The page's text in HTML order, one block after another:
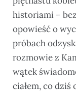
historiami –
opowieść o
próbach
rozmowie z
wątek
ciałem, co